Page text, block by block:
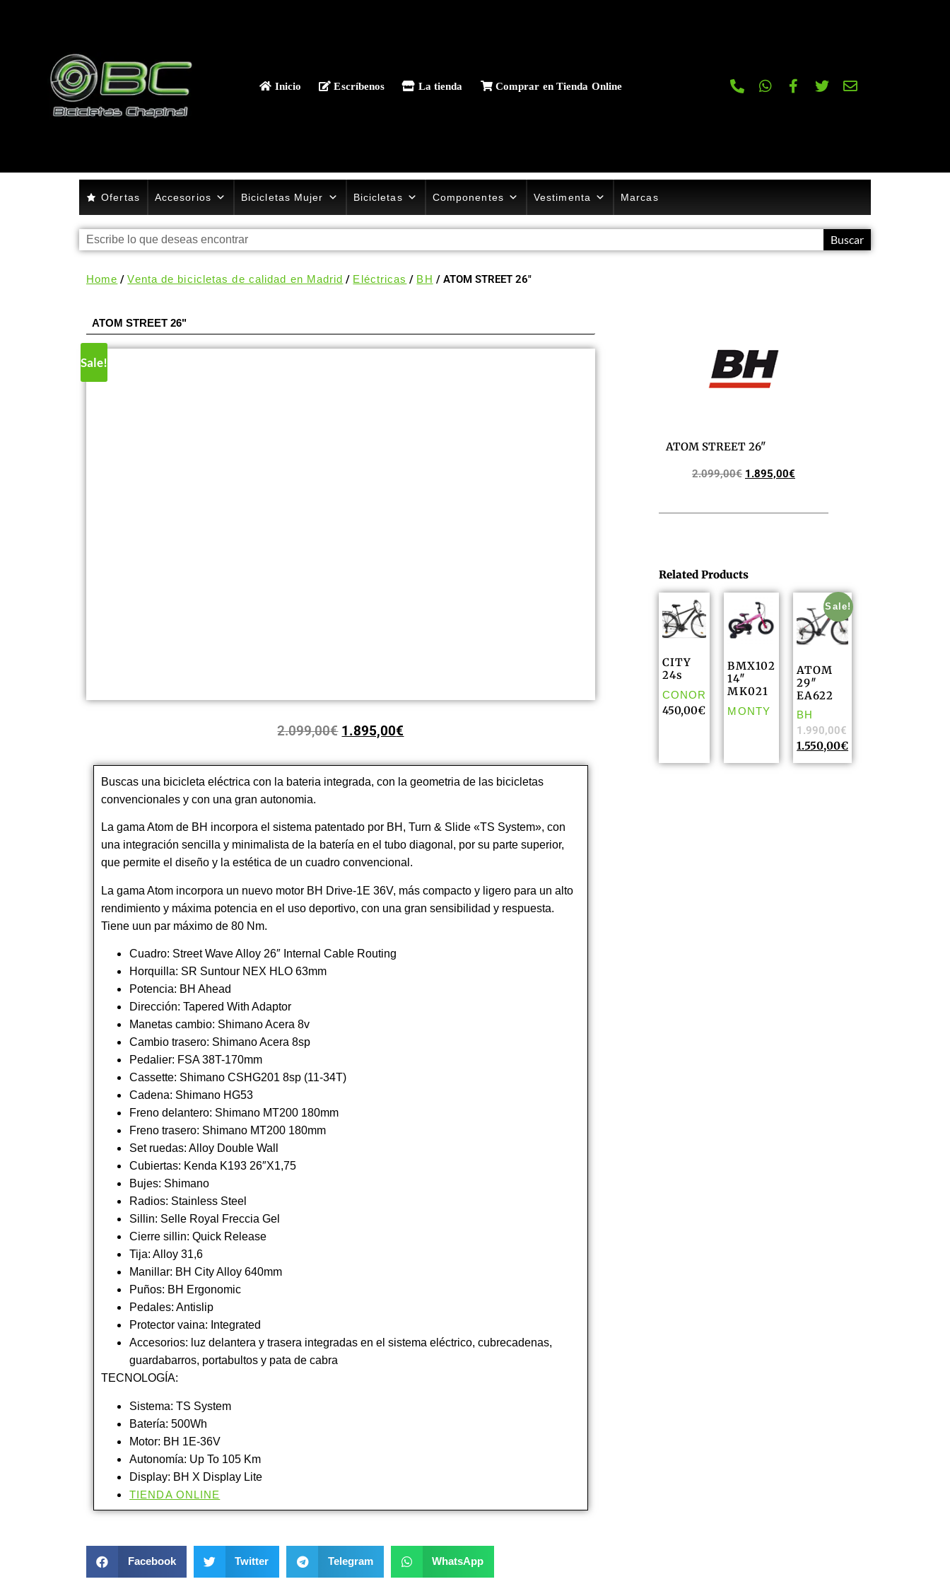
Inicio Escríbenos La tienda Comprar en Tienda Online
Ofertas Accesorios Bicicletas Mujer Bicicletas Componentes Vestimenta Marcas
Buscar
Home /Venta de bicicletas de calidad en Madrid / Eléctricas / BH / ATOM STREET 26″
ATOM STREET 26"
Sale!
2.099,00€ 1.895,00€
Buscas una bicicleta eléctrica con la bateria integrada, con la geometria de las bicicletas
convencionales y con una gran autonomia.
La gama Atom de BH incorpora el sistema patentado por BH, Turn & Slide «TS System», con
una integración sencilla y minimalista de la batería en el tubo diagonal, por su parte superior,
que permite el diseño y la estética de un cuadro convencional.
La gama Atom incorpora un nuevo motor BH Drive-1E 36V, más compacto y ligero para un alto
rendimiento y máxima potencia en el uso deportivo, con una gran sensibilidad y respuesta.
Tiene uun par máximo de 80 Nm.
Cuadro: Street Wave Alloy 26″ Internal Cable Routing
Horquilla: SR Suntour NEX HLO 63mm
Potencia: BH Ahead
Dirección: Tapered With Adaptor
Manetas cambio: Shimano Acera 8v
Cambio trasero: Shimano Acera 8sp
Pedalier: FSA 38T-170mm
Cassette: Shimano CSHG201 8sp (11-34T)
Cadena: Shimano HG53
Freno delantero: Shimano MT200 180mm
Freno trasero: Shimano MT200 180mm
Set ruedas: Alloy Double Wall
Cubiertas: Kenda K193 26″X1,75
Bujes: Shimano
Radios: Stainless Steel
Sillin: Selle Royal Freccia Gel
Cierre sillin: Quick Release
Tija: Alloy 31,6
Manillar: BH City Alloy 640mm
Puños: BH Ergonomic
Pedales: Antislip
Protector vaina: Integrated
Accesorios: luz delantera y trasera integradas en el sistema eléctrico, cubrecadenas,
guardabarros, portabultos y pata de cabra
TECNOLOGÍA:
Sistema: TS System
Batería: 500Wh
Motor: BH 1E-36V
Autonomía: Up To 105 Km
Display: BH X Display Lite
TIENDA ONLINE
ATOM STREET 26"
2.099,00€ 1.895,00€
Related Products
CITY
24s
CONOR
450,00€
BMX102
14″
MK021
MONTY
Sale!
ATOM
29″
EA622
BH
1.990,00€
1.550,00€
Facebook Twitter Telegram WhatsApp